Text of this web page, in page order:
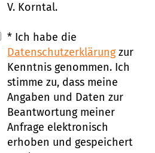
V. Korntal.
* Ich habe die
Datenschutzerklärungzur
Kenntnis genommen. Ich
stimme zu, dass meine
Angaben und Daten zur
Beantwortung meiner
Anfrage elektronisch
erhoben und gespeichert